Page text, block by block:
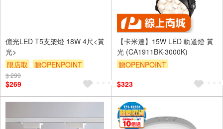
億光LED T5支架燈 18W 4尺<黃
光>
限店取
贈OPENPOINT
贈$200
$ 299
$269
【卡米達】15W LED 軌道燈 黃
光 (CA1911BK-3000K)
贈OPENPOINT
$323